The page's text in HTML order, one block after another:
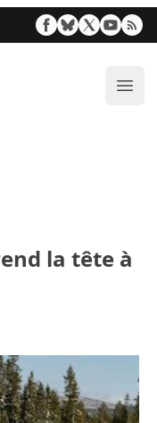
la tête à